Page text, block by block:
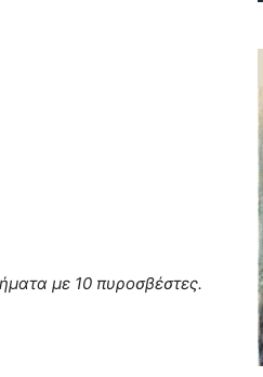
με 10 πυροσβέστες.